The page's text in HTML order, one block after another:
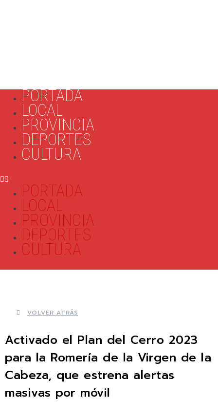
PORTADA
LOCAL
PROVINCIA
DEPORTES
CULTURA
PORTADA
LOCAL
PROVINCIA
DEPORTES
CULTURA
VOLVER ATRÁS
Activado el Plan del Cerro 2023
para la Romería de la Virgen de la
Cabeza, que estrena alertas
masivas por móvil